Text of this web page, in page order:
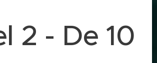
2 - De 10